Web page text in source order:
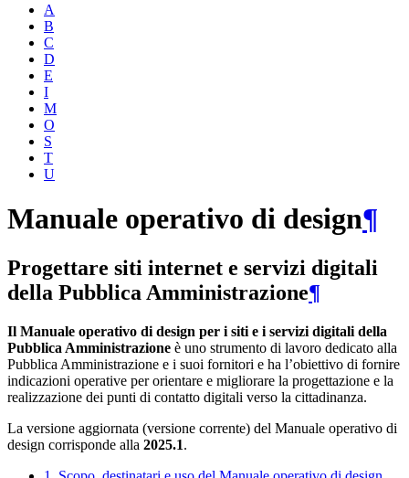
A
B
C
D
E
I
M
O
S
T
U
Manuale operativo di design¶
Progettare siti internet e servizi digitali
della Pubblica Amministrazione¶
Il Manuale operativo di design per i siti e i servizi digitali della
Pubblica Amministrazione è uno strumento di lavoro dedicato alla
Pubblica Amministrazione e i suoi fornitori e ha l’obiettivo di fornire
indicazioni operative per orientare e migliorare la progettazione e la
realizzazione dei punti di contatto digitali verso la cittadinanza.
La versione aggiornata (versione corrente) del Manuale operativo di
design corrisponde alla 2025.1.